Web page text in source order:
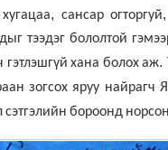
хугацаа,сансар огторгуй,
тээдэг бололтой
гэтлэшгүй хана болох аж.
зогсох яруу найрагч Я
сэтгэлийн бороонд норсон